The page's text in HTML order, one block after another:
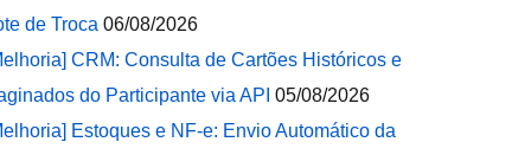
de Troca 06/08/2026
CRM: Consulta de Cartões Históricos e
do Participante via API 05/08/2026
Estoques e NF-e: Envio Automático da